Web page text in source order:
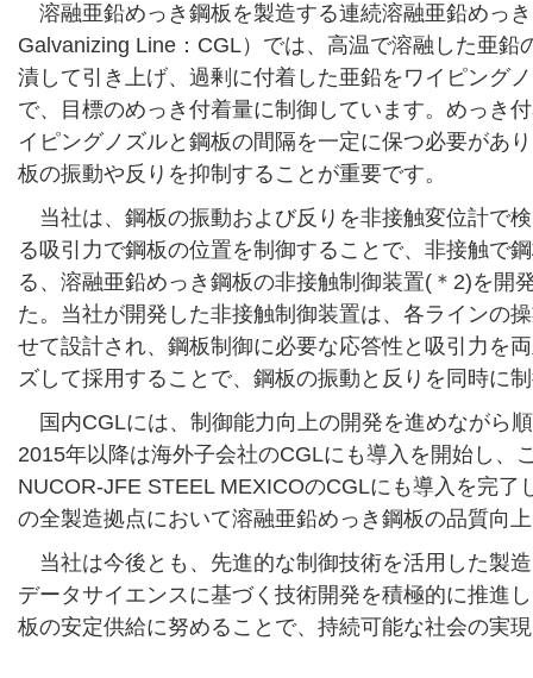
溶融亜鉛めっき鋼板を製造する連続溶融亜鉛めっ
Galvanizing Line：CGL）では、高温で溶融した亜鉛
漬して引き上げ、過剰に付着した亜鉛をワイピング
で、目標のめっき付着量に制御しています。めっき
イピングノズルと鋼板の間隔を一定に保つ必要があ
板の振動や反りを抑制することが重要です。
当社は、鋼板の振動および反りを非接触変位計で
る吸引力で鋼板の位置を制御することで、非接触で
る、溶融亜鉛めっき鋼板の非接触制御装置(＊2)を開
た。当社が開発した非接触制御装置は、各ラインの
せて設計され、鋼板制御に必要な応答性と吸引力を
ズして採用することで、鋼板の振動と反りを同時に
国内CGLには、制御能力向上の開発を進めながら
2015年以降は海外子会社のCGLにも導入を開始し、
NUCOR-JFE STEEL MEXICOのCGLにも導入を完了
の全製造拠点において溶融亜鉛めっき鋼板の品質向
当社は今後とも、先進的な制御技術を活用した製
データサイエンスに基づく技術開発を積極的に推進
板の安定供給に努めることで、持続可能な社会の実